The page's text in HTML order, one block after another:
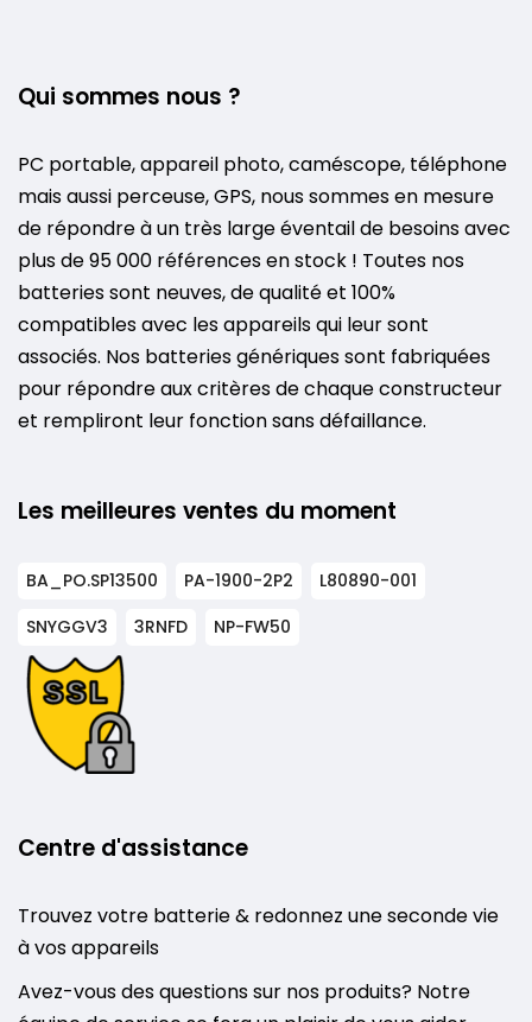
Qui sommes nous ?
PC portable, appareil photo, caméscope, téléphone
mais aussi perceuse, GPS, nous sommes en mesure
de répondre à un très large éventail de besoins avec
plus de 95 000 références en stock ! Toutes nos
batteries sont neuves, de qualité et 100%
compatibles avec les appareils qui leur sont
associés. Nos batteries génériques sont fabriquées
pour répondre aux critères de chaque constructeur
et rempliront leur fonction sans défaillance.
Les meilleures ventes du moment
BA_PO.SP13500 PA-1900-2P2
L80890-001
SNYGGV3
3RNFD NP-FW50
Centre d'assistance
Trouvez votre batterie & redonnez une seconde vie
à vos appareils
Avez-vous des questions sur nos produits? Notre